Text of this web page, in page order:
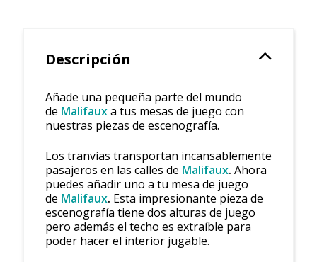
Descripción
Añade una pequeña parte del mundo
de Malifauxa tus mesas de juego con
nuestras piezas de escenografía.
Los tranvías transportan incansablemente
pasajeros en las calles de Malifaux. Ahora
puedes añadir uno a tu mesa de juego
de Malifaux. Esta impresionante pieza de
escenografía tiene dos alturas de juego
pero además el techo es extraíble para
poder hacer el interior jugable.